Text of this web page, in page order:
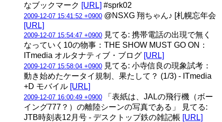
なブックマーク [URL] #sprk02
2009-12-07 15:41:52 +0900 @NSXG 翔ちゃん♪ [札幌忘年会
[URL]
2009-12-07 15:54:47 +0900 見てる: 携帯電話の出現で無く
なっていく10の物事：THE SHOW MUST GO ON：
ITmedia オルタナティブ・ブログ [URL]
2009-12-07 15:58:04 +0900 見てる: 小寺信良の現象試考：
動き始めたケータイ規制、果たして？ (1/3) - ITmedia
+D モバイル [URL]
2009-12-07 16:00:49 +0900 「表紙は、JALの飛行機（ボー
イング777？）の離陸シーンの写真である」 見てる:
JTB時刻表12月号 - デスクトップ鉄の雑記帳 [URL]